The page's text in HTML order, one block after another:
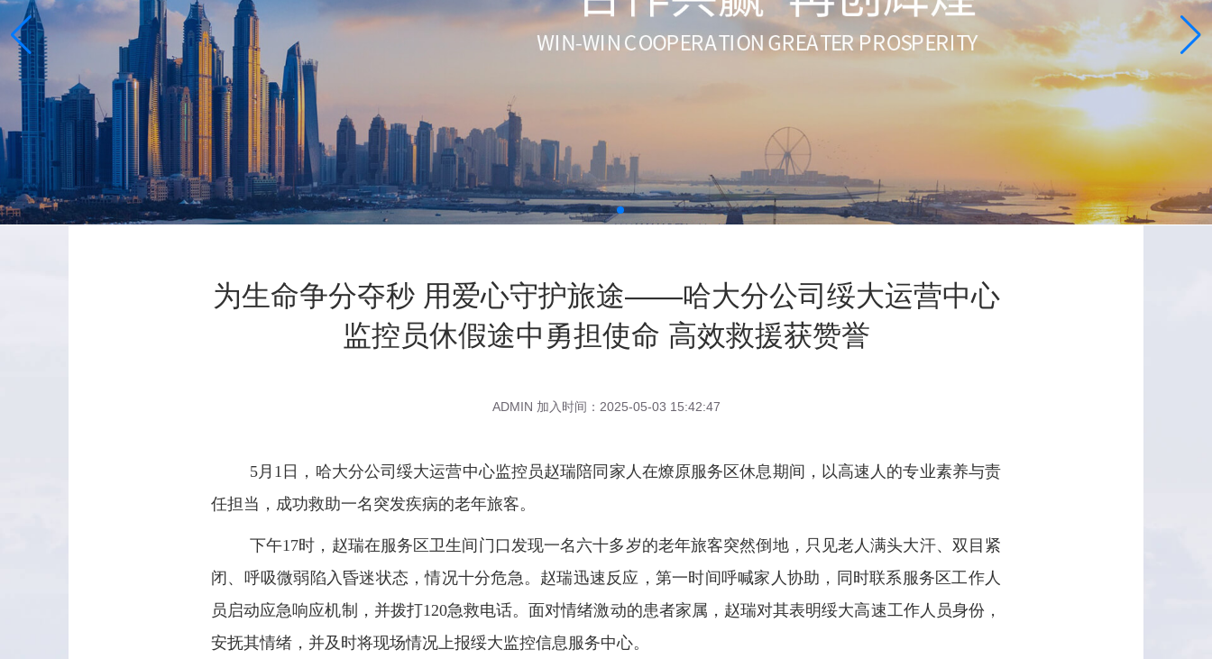
为生命争分夺秒 用爱心守护旅途——哈大分公司绥大运营中心
监控员休假途中勇担使命 高效救援获赞誉
ADMIN 加入时间：2025-05-03 15:42:47
5月1日，哈大分公司绥大运营中心监控员赵瑞陪同家人在燎原服务区休息期间，以高速人的专业素养与责
任担当，成功救助一名突发疾病的老年旅客。
下午17时，赵瑞在服务区卫生间门口发现一名六十多岁的老年旅客突然倒地，只见老人满头大汗、双目紧
闭、呼吸微弱陷入昏迷状态，情况十分危急。赵瑞迅速反应，第一时间呼喊家人协助，同时联系服务区工作人
员启动应急响应机制，并拨打120急救电话。面对情绪激动的患者家属，赵瑞对其表明绥大高速工作人员身份，
安抚其情绪，并及时将现场情况上报绥大监控信息服务中心。